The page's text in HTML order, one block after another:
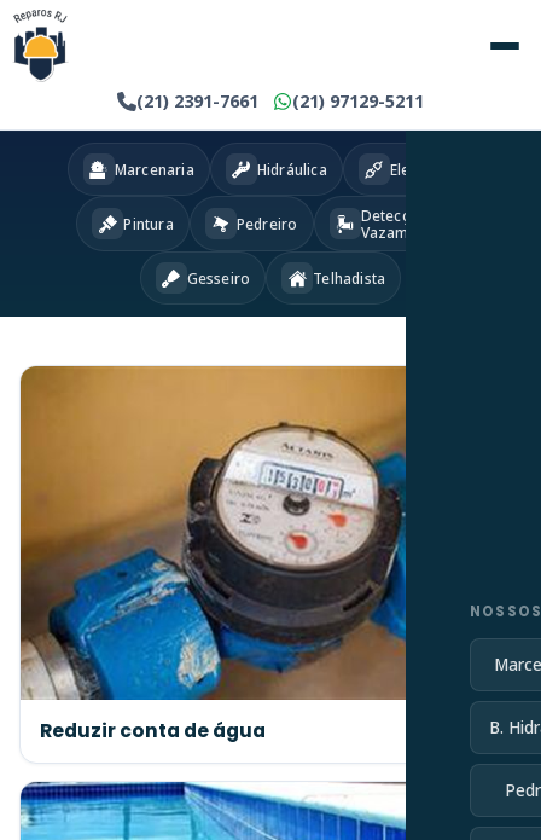
(21) 2391-7661 (21) 97129-5211
B.
Marcenaria Hidráulica Eletricista
Pintura Pedreiro
Detecção
Vazamentos
Gesseiro Telhadista
Reduzir conta de água